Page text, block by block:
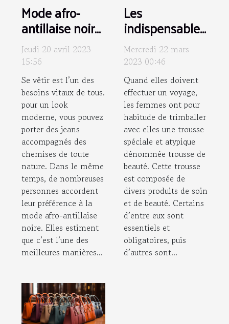
Mode afro-
antillaise noire
: Pourquoi
choisir les
vêtements
Black Lives ?
Jeudi 20 avril 2023
15:56
Se vêtir est l’un des
besoins vitaux de tous.
pour un look
moderne, vous pouvez
porter des jeans
accompagnés des
chemises de toute
nature. Dans le même
temps, de nombreuses
personnes accordent
leur préférence à la
mode afro-antillaise
noire. Elles estiment
que c’est l’une des
meilleures manières...
Les
indispensables
d’une trousse
de beauté de
femme
Mercredi 22 mars
2023 00:46
Quand elles doivent
effectuer un voyage,
les femmes ont pour
habitude de trimballer
avec elles une trousse
spéciale et atypique
dénommée trousse de
beauté. Cette trousse
est composée de
divers produits de soin
et de beauté. Certains
d’entre eux sont
essentiels et
obligatoires, puis
d’autres sont...